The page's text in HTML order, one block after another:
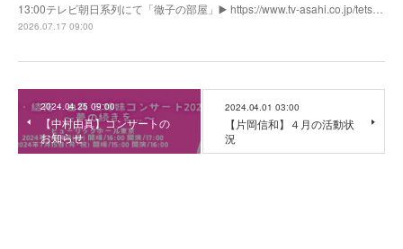
13:00テレビ朝日系列にて「徹子の部屋」▶️ https://www.tv-asahi.co.jp/tets…
2026.07.17 09:00
2024.04.25 09:00
【中村由真】コンサートの
お知らせ
2024.04.01 03:00
【片岡信和】４月の活動状
況